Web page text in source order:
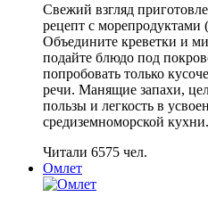
Свежий взгляд
рецепт с морепродуктами
Объедините креветки и
подайте блюдо под
попробовать только
речи. Манящие запахи,
пользы и легкость в
средиземноморской кухни.
Читали 6575 чел.
Омлет